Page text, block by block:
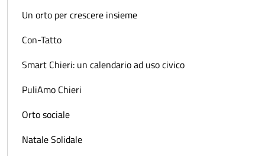
Un orto per crescere insieme
Con-Tatto
Smart Chieri: un calendario ad uso civico
PuliAmo Chieri
Orto sociale
Natale Solidale